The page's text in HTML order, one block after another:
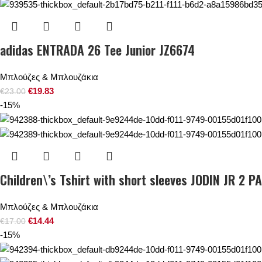
adidas ENTRADA 26 Tee Junior JZ6674
Μπλούζες & Μπλουζάκια
€23.00 €19.83
-15%
Children\’s Tshirt with short sleeves JODIN JR 2
Μπλούζες & Μπλουζάκια
€17.00 €14.44
-15%